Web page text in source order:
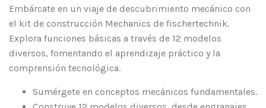
Embárcate en un viaje de descubrimiento mecánico con
el kit de construcción Mechanics de fischertechnik.
Explora funciones básicas a través de 12 modelos
diversos, fomentando el aprendizaje práctico y la
comprensión tecnológica.
Sumérgete en conceptos mecánicos fundamentales.